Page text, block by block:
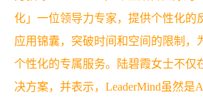
化」一位领导力专家，提供个性化的
应用锦囊，突破时间和空间的限制，
个性化的专属服务。陆碧霞女士不仅
决方案，并表示，LeaderMind虽然是